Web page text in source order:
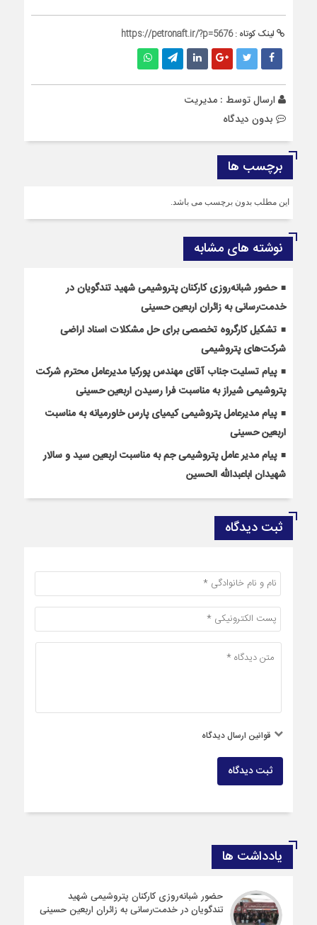
لینک کوتاه :https://petronaft.ir/?p=5676
ارسال توسط : مدیریت
بدون دیدگاه
برچسب ها
این مطلب بدون برچسب می باشد.
نوشته های مشابه
حضور شبانه‌روزی کارکنان پتروشیمی شهید تندگویان در
خدمت‌رسانی به زائران اربعین حسینی
تشکیل کارگروه تخصصی برای حل مشکلات اسناد اراضی
شرکت‌های پتروشیمی
پیام تسلیت جناب آقای مهندس پوركیا مدیرعامل محترم شركت
پتروشیمی شیراز به مناسبت فرا رسیدن اربعین حسینی
پیام مدیرعامل پتروشیمی کیمیای پارس خاورمیانه به مناسبت
اربعین حسینی
پیام مدیر عامل پتروشیمی جم به مناسبت اربعین سید و سالار
شهیدان اباعبدالله الحسین
ثبت دیدگاه
قوانین ارسال دیدگاه
ثبت دیدگاه
یادداشت ها
حضور شبانه‌روزی کارکنان پتروشیمی شهید
تندگویان در خدمت‌رسانی به زائران اربعین حسینی